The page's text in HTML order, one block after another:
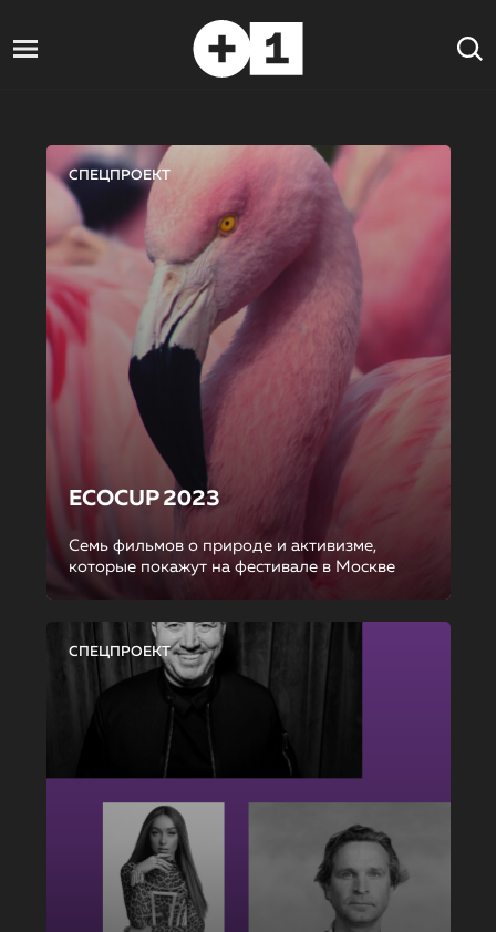
СПЕЦПРОЕКТ
ECOCUP 2023
Семь фильмов о природе и активизме,
которые покажут на фестивале в Москве
СПЕЦПРОЕКТ